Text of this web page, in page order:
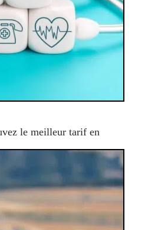
le meilleur tarif en